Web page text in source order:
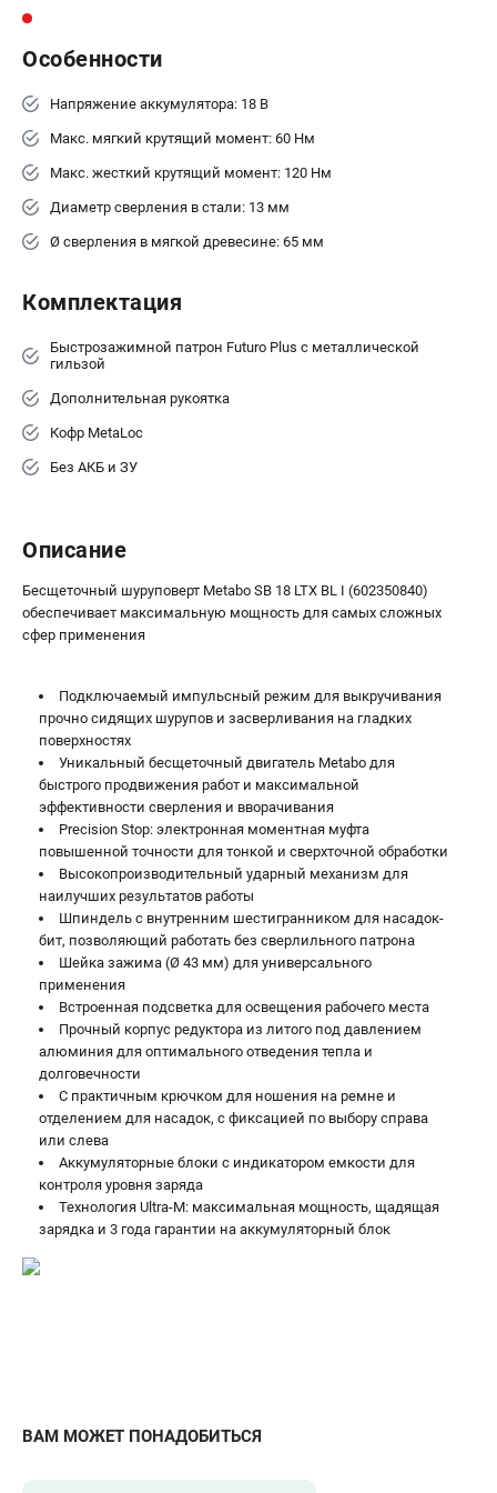
+7 (911) 360-06-14 | +7 (8112) 59-10-67
ВАМ МОЖЕТ ПОНАДОБИТЬСЯ
Особенности
Напряжение аккумулятора: 18 В
Макс. мягкий крутящий момент: 60 Нм
Макс. жесткий крутящий момент: 120 Нм
Диаметр сверления в стали: 13 мм
Ø сверления в мягкой древесине: 65 мм
Комплектация
Быстрозажимной патрон Futuro Plus с металлической
гильзой
Дополнительная рукоятка
Кофр MetaLoc
Без АКБ и ЗУ
Описание
Бесщеточный шуруповерт Metabo SB 18 LTX BL I (602350840)
обеспечивает максимальную мощность для самых сложных
сфер применения
Подключаемый импульсный режим для выкручивания
прочно сидящих шурупов и засверливания на гладких
поверхностях
Уникальный бесщеточный двигатель Metabo для
быстрого продвижения работ и максимальной
эффективности сверления и вворачивания
Precision Stop: электронная моментная муфта
повышенной точности для тонкой и сверхточной обработки
Высокопроизводительный ударный механизм для
наилучших результатов работы
Шпиндель с внутренним шестигранником для насадок-
бит, позволяющий работать без сверлильного патрона
Шейка зажима (Ø 43 мм) для универсального
применения
Встроенная подсветка для освещения рабочего места
Прочный корпус редуктора из литого под давлением
алюминия для оптимального отведения тепла и
долговечности
С практичным крючком для ношения на ремне и
отделением для насадок, с фиксацией по выбору справа
или слева
Аккумуляторные блоки с индикатором емкости для
контроля уровня заряда
Технология Ultra-M: максимальная мощность, щадящая
зарядка и 3 года гарантии на аккумуляторный блок